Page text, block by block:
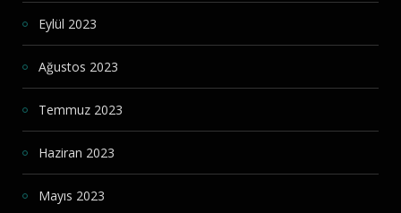
Eylül 2023
Ağustos 2023
Temmuz 2023
Haziran 2023
Mayıs 2023